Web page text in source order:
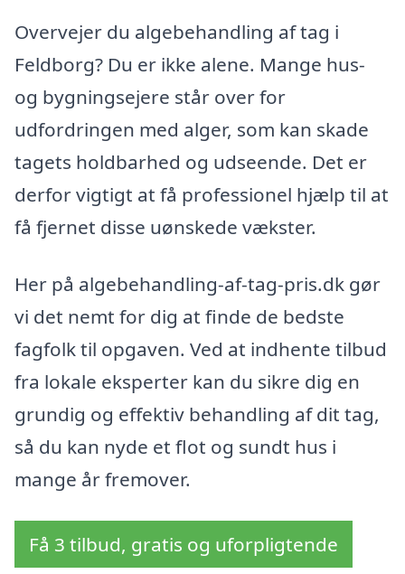
Overvejer du algebehandling af tag i
Feldborg? Du er ikke alene. Mange hus-
og bygningsejere står over for
udfordringen med alger, som kan skade
tagets holdbarhed og udseende. Det er
derfor vigtigt at få professionel hjælp til at
få fjernet disse uønskede vækster.
Her på algebehandling-af-tag-pris.dk gør
vi det nemt for dig at finde de bedste
fagfolk til opgaven. Ved at indhente tilbud
fra lokale eksperter kan du sikre dig en
grundig og effektiv behandling af dit tag,
så du kan nyde et flot og sundt hus i
mange år fremover.
Få 3 tilbud, gratis og uforpligtende